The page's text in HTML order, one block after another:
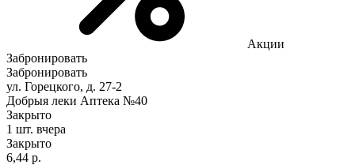
Акции
Забронировать
Забронировать
ул. Горецкого, д. 27-2
Добрыя леки Аптека №40
Закрыто
1 шт. вчера
Закрыто
6,44 р.